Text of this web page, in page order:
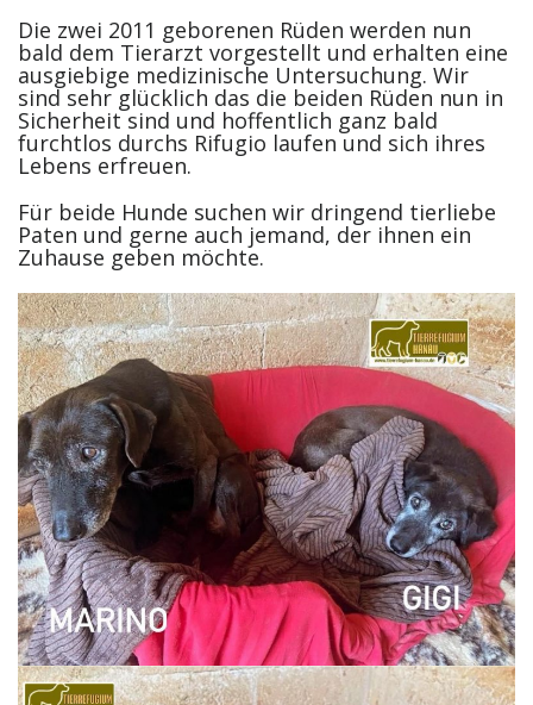
Die zwei 2011 geborenen Rüden werden nun
bald dem Tierarzt vorgestellt und erhalten eine
ausgiebige medizinische Untersuchung. Wir
sind sehr glücklich das die beiden Rüden nun in
Sicherheit sind und hoffentlich ganz bald
furchtlos durchs Rifugio laufen und sich ihres
Lebens erfreuen.
Für beide Hunde suchen wir dringend tierliebe
Paten und gerne auch jemand, der ihnen ein
Zuhause geben möchte.